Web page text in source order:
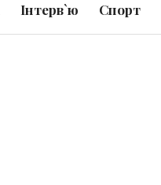
Інтерв`ю Спорт